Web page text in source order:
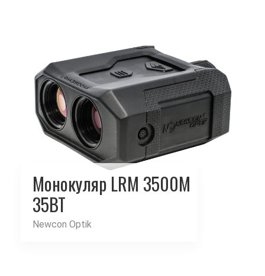
Монокуляр LRM 3500M
35BT
Newcon Optik